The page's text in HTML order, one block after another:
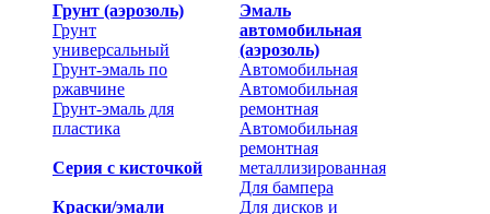
Грунт (аэрозоль)
Грунт
универсальный
Грунт-эмаль по
ржавчине
Грунт-эмаль для
пластика
Серия с кисточкой
Краски/эмали
Эмаль
автомобильная
(аэрозоль)
Автомобильная
Автомобильная
ремонтная
Автомобильная
ремонтная
металлизированная
Для бампера
Для дисков и